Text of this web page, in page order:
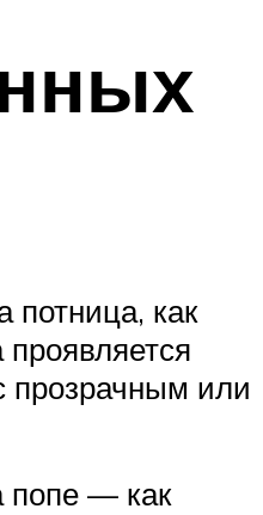
потница, как
прозрачным или
попе — как